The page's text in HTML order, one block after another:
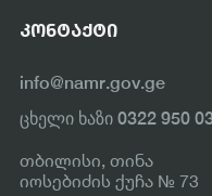
ᲞᲐᲠᲢᲜᲘᲝᲠᲘ
ᲡᲐᲔᲠᲗᲐᲨᲝᲠᲘᲡᲝ
ᲛᲘᲛᲓᲘᲜᲐᲠᲔ
ᲓᲐᲡᲠᲣᲚᲔᲑᲣᲚᲘ
ᲙᲝᲜᲢᲐᲥᲢᲘ
info@namr.gov.ge
ცხელი ხაზი 0322 950
თბილისი, თინა
იოსებიძის ქუჩა № 73